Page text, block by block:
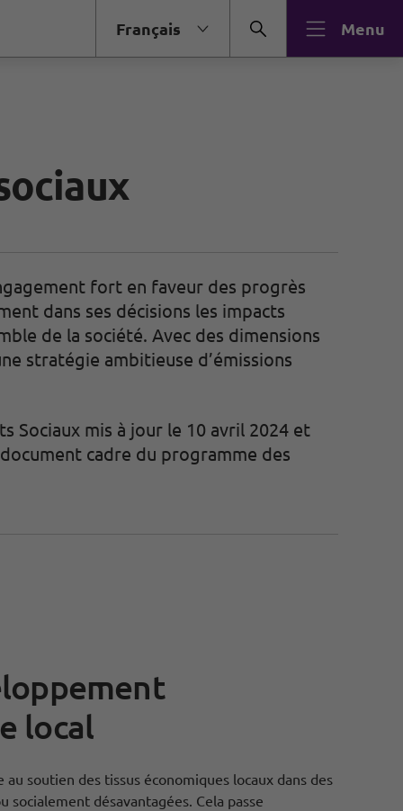
Français Menu
fort en faveur des progrès
dans ses décisions les impacts
de la société. Avec des dimensions
stratégie ambitieuse d’émissions
Sociaux mis à jour le 10 avril 2024 et
cadre du programme des
local
au soutien des tissus économiques locaux dans des
socialement désavantagées. Cela passe